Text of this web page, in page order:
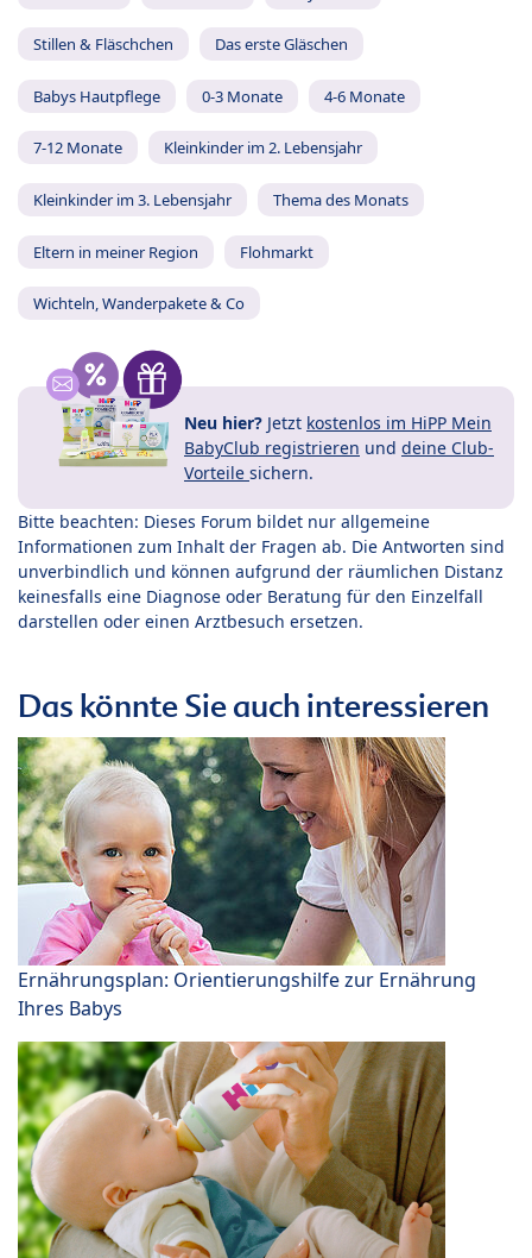
Stillen & Fläschchen Das erste Gläschen
Babys Hautpflege 0-3 Monate 4-6 Monate
7-12 Monate Kleinkinder im 2. Lebensjahr
Kleinkinder im 3. Lebensjahr Thema des Monats
Eltern in meiner Region Flohmarkt
Wichteln, Wanderpakete & Co
Neu hier? Jetzt kostenlos im HiPP Mein
BabyClub registrieren und deine Club-
Vorteile sichern.
Bitte beachten: Dieses Forum bildet nur allgemeine
Informationen zum Inhalt der Fragen ab. Die Antworten sind
unverbindlich und können aufgrund der räumlichen Distanz
keinesfalls eine Diagnose oder Beratung für den Einzelfall
darstellen oder einen Arztbesuch ersetzen.
Das könnte Sie auch interessieren
Ernährungsplan: Orientierungshilfe zur Ernährung
Ihres Babys